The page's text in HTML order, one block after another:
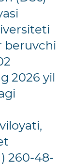
beruvchi
2026 yil
260-48-